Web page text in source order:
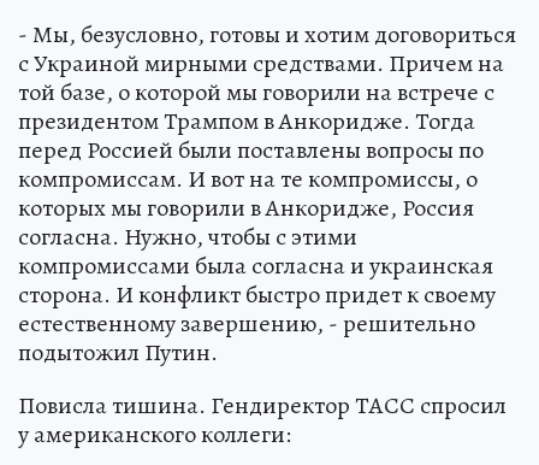
- Мы, безусловно, готовы и хотим договориться
с Украиной мирными средствами. Причем на
той базе, о которой мы говорили на встрече с
президентом Трампом в Анкоридже. Тогда
перед Россией были поставлены вопросы по
компромиссам. И вот на те компромиссы, о
которых мы говорили в Анкоридже, Россия
согласна. Нужно, чтобы с этими
компромиссами была согласна и украинская
сторона. И конфликт быстро придет к своему
естественному завершению, - решительно
подытожил Путин.
Повисла тишина. Гендиректор ТАСС спросил
у американского коллеги: